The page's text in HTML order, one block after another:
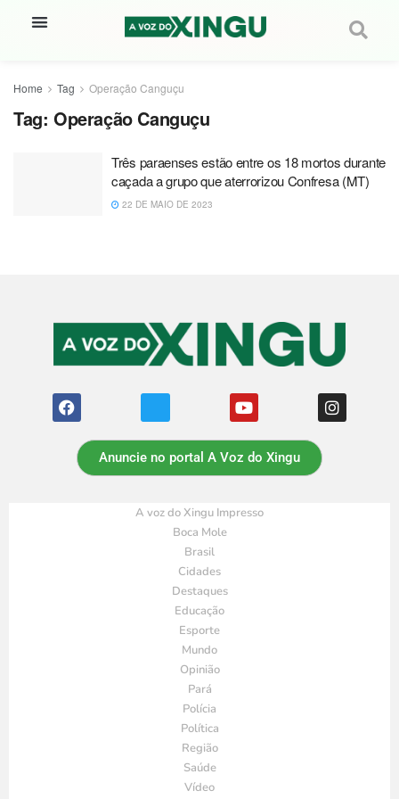
Home Tag Operação Canguçu
Tag: Operação Canguçu
Três paraenses estão entre os 18 mortos durante
caçada a grupo que aterrorizou Confresa (MT)
22 DE MAIO DE 2023
Anuncie no portal A Voz do Xingu
A voz do Xingu Impresso
Boca Mole
Brasil
Cidades
Destaques
Educação
Esporte
Mundo
Opinião
Pará
Polícia
Política
Região
Saúde
Vídeo